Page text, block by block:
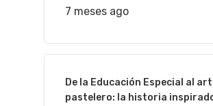
7 meses ago
De la Educación Especial al
pastelero: la historia